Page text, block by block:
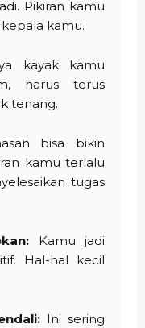
Pikiran kamu
kamu.
kayak kamu
harus terus
tenang.
bisa bikin
kamu terlalu
tugas
Kamu jadi
Hal-hal kecil
Ini sering